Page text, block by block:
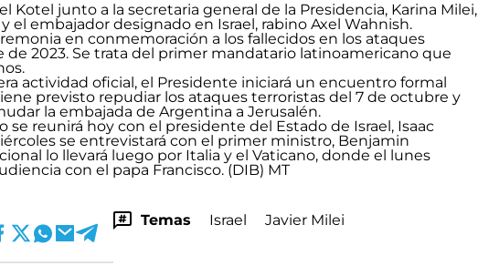
Kotel junto a la secretaria general de la Presidencia, Karina Milei,
el embajador designado en Israel, rabino Axel Wahnish.
en conmemoración a los fallecidos en los ataques
2023. Se trata del primer mandatario latinoamericano que
actividad oficial, el Presidente iniciará un encuentro formal
previsto repudiar los ataques terroristas del 7 de octubre y
la embajada de Argentina a Jerusalén.
se reunirá hoy con el presidente del Estado de Israel, Isaac
se entrevistará con el primer ministro, Benjamin
lo llevará luego por Italia y el Vaticano, donde el lunes
con el papa Francisco. (DIB) MT
Temas Israel Javier Milei